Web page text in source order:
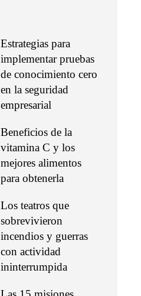
Estrategias para
implementar pruebas
de conocimiento cero
en la seguridad
empresarial
Beneficios de la
vitamina C y los
mejores alimentos
para obtenerla
Los teatros que
sobrevivieron
incendios y guerras
con actividad
ininterrumpida